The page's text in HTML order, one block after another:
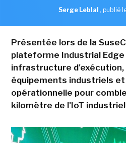
Serge Leblal , publié
Présentée lors de la
plateforme Industrial Edge
infrastructure
équipements industriels
opérationnelle pour
kilomètre de l'IoT